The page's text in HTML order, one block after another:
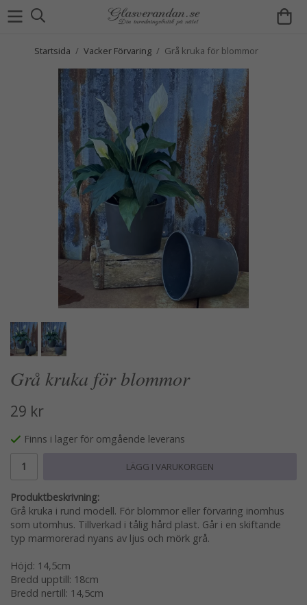
Startsida / Vacker Förvaring / Grå kruka för blommor
Grå kruka för blommor
29 kr
Finns i lager för omgående leverans
LÄGG I VARUKORGEN
Produktbeskrivning:
Grå kruka i rund modell. För blommor eller förvaring inomhus
som utomhus. Tillverkad i tålig hård plast. Går i en skiftande
typ marmorerad nyans av ljus och mörk grå.
Höjd: 14,5cm
Bredd upptill: 18cm
Bredd nertill: 14,5cm